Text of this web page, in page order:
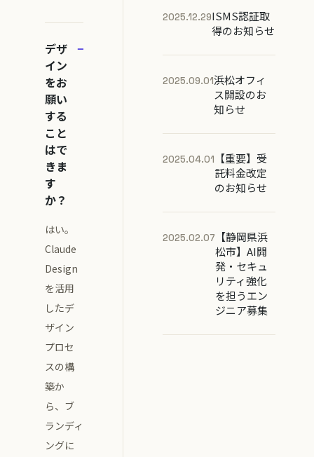
デザ
イン
をお
願い
する
こと
はで
きま
す
か？
はい。
Claude
Design
を活用
したデ
ザイン
プロセ
スの構
築か
ら、ブ
ランディ
ングに
2025.12.29ISMS認証取
得のお知らせ
2025.09.01浜松オフィ
ス開設のお
知らせ
2025.04.01
【重要】受
託料金改定
のお知らせ
2025.02.07
【静岡県浜
松市】AI開
発・セキュ
リティ強化
を担うエン
ジニア募集